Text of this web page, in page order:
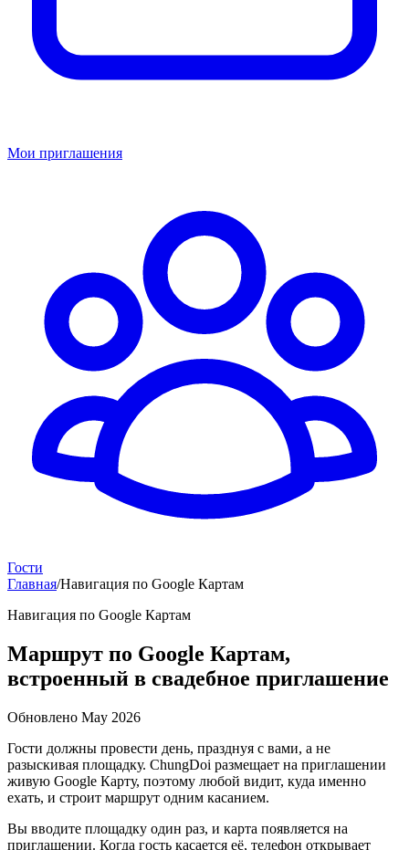
Мои приглашения
Гости
Главная/Навигация по Google Картам
Навигация по Google Картам
Маршрут по Google Картам,
встроенный в свадебное приглашение
Обновлено May 2026
Гости должны провести день, празднуя с вами, а не
разыскивая площадку. ChungDoi размещает на приглашении
живую Google Карту, поэтому любой видит, куда именно
ехать, и строит маршрут одним касанием.
Вы вводите площадку один раз, и карта появляется на
приглашении. Когда гость касается её, телефон открывает